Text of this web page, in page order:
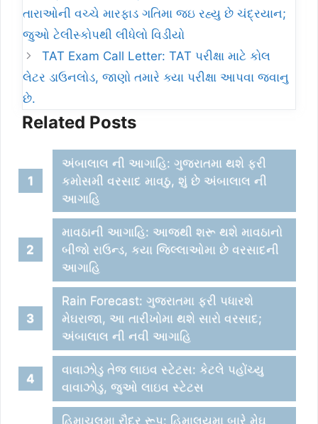
તારાઓની વચ્ચે મારફાડ ગતિમા જઇ રહ્યુ છે ચંદ્રયાન;
જુઓ ટેલીસ્કોપથી લીધેલો વિડીયો
TAT Exam Call Letter: TAT પરીક્ષા માટે કોલ
લેટર ડાઉનલોડ, જાણો તમારે ક્યા પરીક્ષા આપવા જવાનુ
છે.
Related Posts
અંબાલાલ ની આગાહિ: ગુજરાતમા થશે ફરી
કમોસમી વરસાદ માવઠુ, શું છે અંબાલાલ ની
આગાહિ
માવઠાની આગાહિ: આજથી શરૂ થશે માવઠાનો
બીજો રાઉન્ડ, કયા જિલ્લાઓમા છે વરસાદની
આગાહિ
Rain Forecast: ગુજરાતમા ફરી પધારશે
મેઘરાજા, આ તારીખોમા થશે સારો વરસાદ;
અંબાલાલ ની નવી આગાહિ
વાવાઝોડુ તેજ લાઇવ સ્ટેટસ: કેટલે પહોંચ્યુ
વાવાઝોડુ, જુઓ લાઇવ સ્ટેટસ
હિમાચલમા રૌદ્ર રૂપ: હિમાલયમા બારે મેઘ